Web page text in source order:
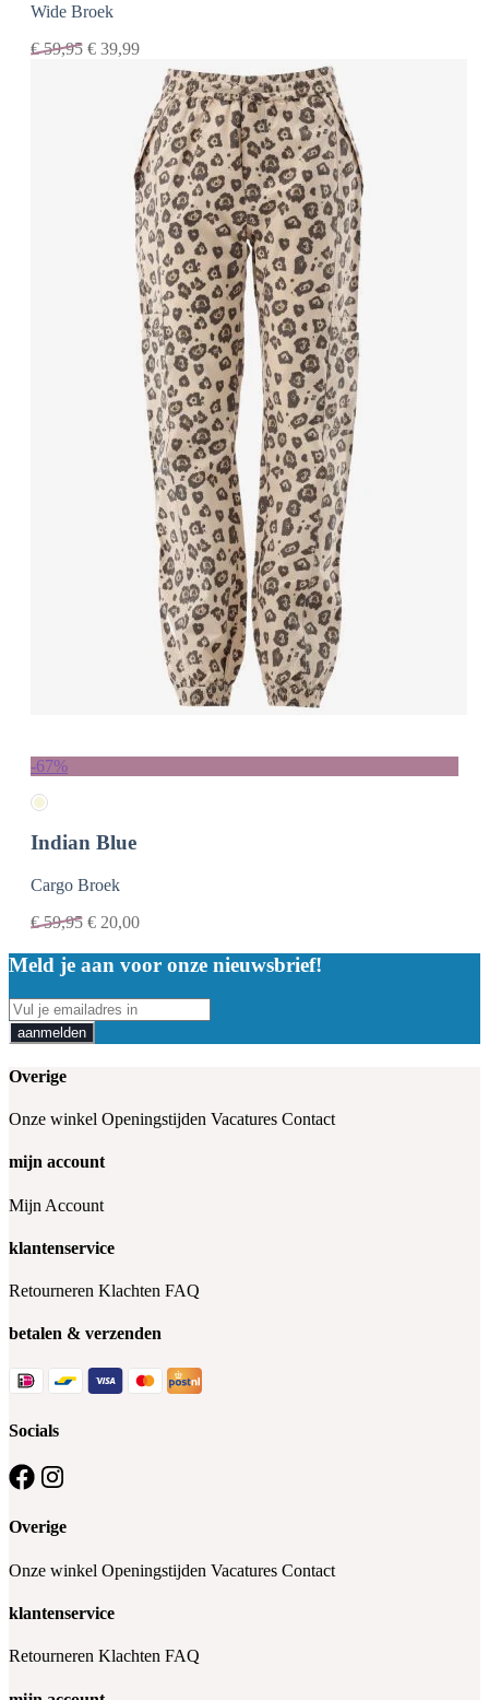
Wide Broek
€59,95 € 39,99
-67%
Indian Blue
Cargo Broek
€59,95 € 20,00
Meld je aan voor onze nieuwsbrief!
aanmelden
Overige
Onze winkel Openingstijden Vacatures Contact
mijn account
Mijn Account
klantenservice
Retourneren Klachten FAQ
betalen & verzenden
Socials
Overige
Onze winkel Openingstijden Vacatures Contact
klantenservice
Retourneren Klachten FAQ